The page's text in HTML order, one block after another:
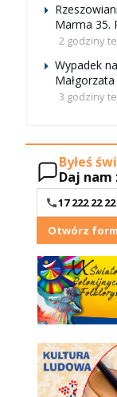
Marma 35.
2 godziny
Wypadek
3 godziny
Byłeś
Daj nam
17 222 22 22
Otwórz